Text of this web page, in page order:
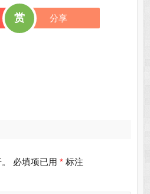
赏 分享
必填项已用 *标注